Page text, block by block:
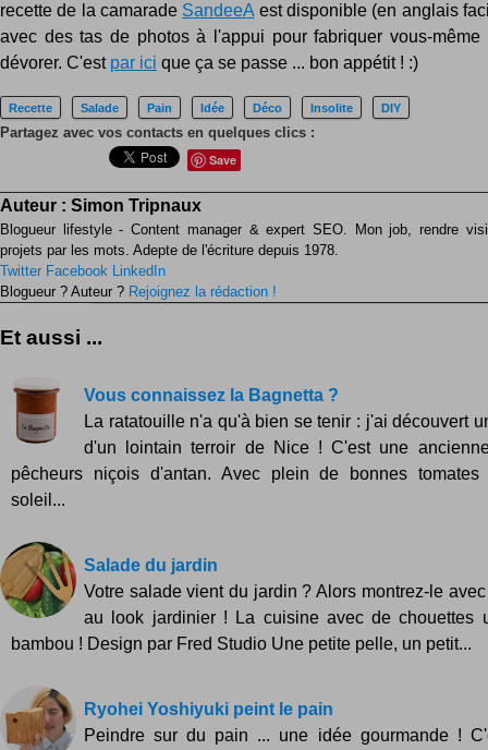
recette de la camarade SandeeAest disponible (en anglais
avec des tas de photos à l'appui pour fabriquer vous-même
dévorer. C'est par ici que ça se passe ... bon appétit ! :)
Recette Salade Pain Idée Déco Insolite DIY
Partagez avec vos contacts en quelques clics :
Save
Auteur : Simon Tripnaux
Blogueur lifestyle - Content manager & expert SEO. Mon job, rendre
projets par les mots. Adepte de l'écriture depuis 1978.
Twitter Facebook LinkedIn
Blogueur ? Auteur ? Rejoignez la rédaction !
Et aussi ...
Vous connaissez la Bagnetta ?
La ratatouille n'a qu'à bien se tenir : j'ai découvert
d'un lointain terroir de Nice ! C'est une
pêcheurs niçois d'antan. Avec plein de bonnes tomates
soleil...
Salade du jardin
Votre salade vient du jardin ? Alors montrez-le
au look jardinier ! La cuisine avec de chouettes
bambou ! Design par Fred Studio Une petite pelle, un petit...
Ryohei Yoshiyuki peint le pain
Peindre sur du pain ... une idée gourmande !